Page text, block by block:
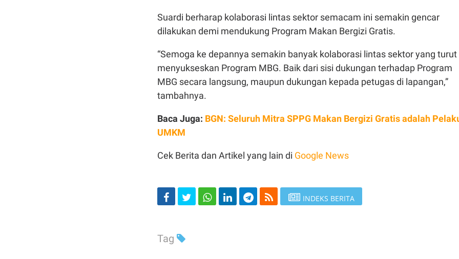
Suardi berharap kolaborasi lintas sektor semacam ini semakin gencar
dilakukan demi mendukung Program Makan Bergizi Gratis.
“Semoga ke depannya semakin banyak kolaborasi lintas sektor yang turut
menyukseskan Program MBG. Baik dari sisi dukungan terhadap Program
MBG secara langsung, maupun dukungan kepada petugas di lapangan,”
tambahnya.
Baca Juga: BGN: Seluruh Mitra SPPG Makan Bergizi Gratis adalah
UMKM
Cek Berita dan Artikel yang lain di Google News
INDEKS BERITA
Tag